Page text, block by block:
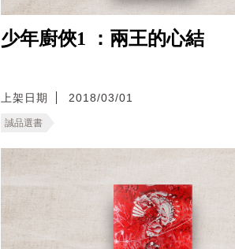
少年廚俠1 ：兩王的心結
上架日期 2018/03/01
誠品選書